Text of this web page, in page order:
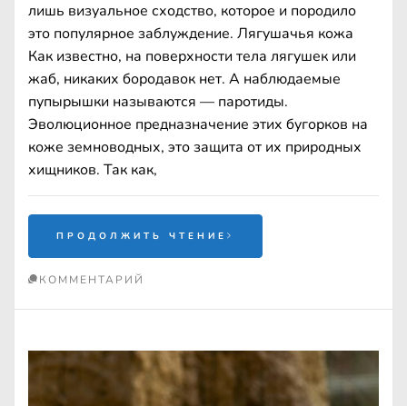
лишь визуальное сходство, которое и породило
это популярное заблуждение. Лягушачья кожа
Как известно, на поверхности тела лягушек или
жаб, никаких бородавок нет. А наблюдаемые
пупырышки называются — паротиды.
Эволюционное предназначение этих бугорков на
коже земноводных, это защита от их природных
хищников. Так как,
ПРОДОЛЖИТЬ ЧТЕНИЕ
КОММЕНТАРИЙ